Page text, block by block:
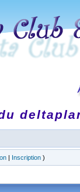
| Inscription )